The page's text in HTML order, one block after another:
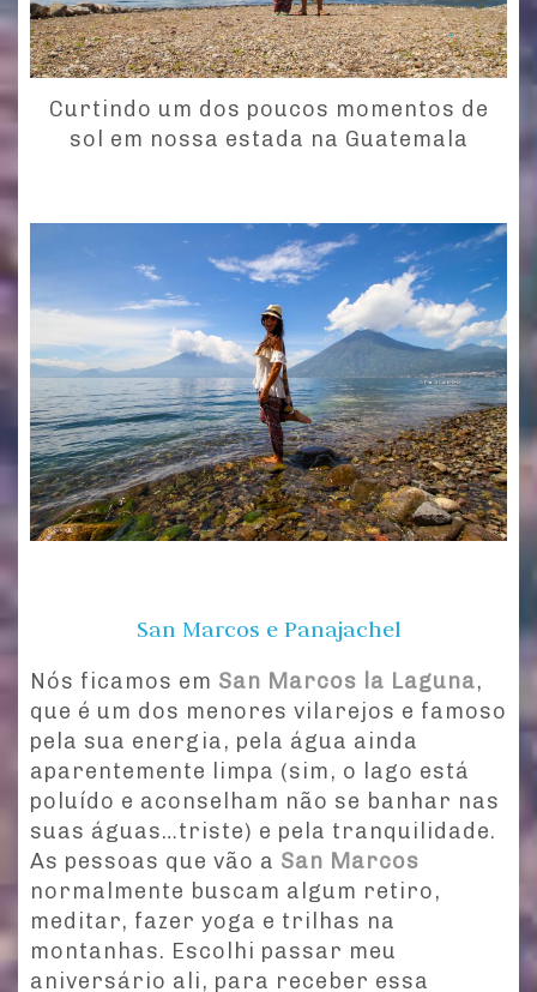
Curtindo um dos poucos momentos de
sol em nossa estada na Guatemala
San Marcos e Panajachel
Nós ficamos em San Marcos la Laguna,
que é um dos menores vilarejos e famoso
pela sua energia, pela água ainda
aparentemente limpa (sim, o lago está
poluído e aconselham não se banhar nas
suas águas…triste) e pela tranquilidade.
As pessoas que vão a San Marcos
normalmente buscam algum retiro,
meditar, fazer yoga e trilhas na
montanhas. Escolhi passar meu
aniversário ali, para receber essa